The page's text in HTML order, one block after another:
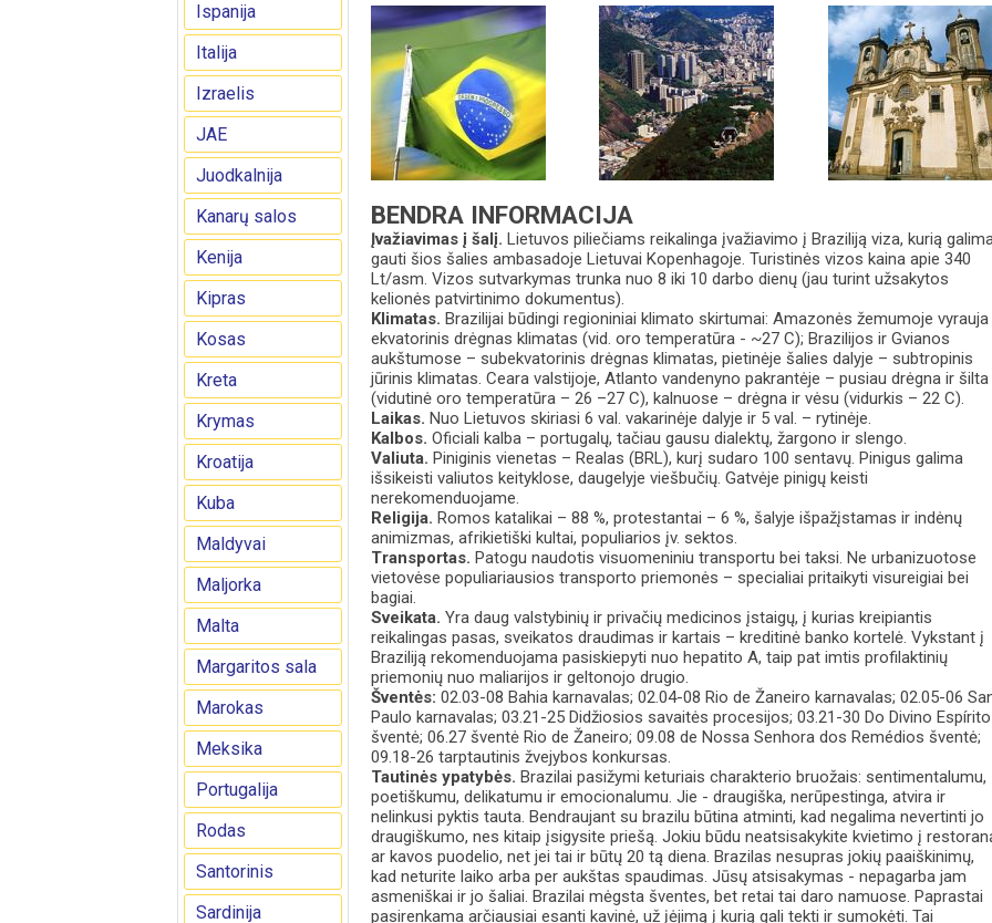
Ispanija
Italija
Izraelis
JAE
Juodkalnija
Kanarų salos
Kenija
Kipras
Kosas
Kreta
Krymas
Kroatija
Kuba
Maldyvai
Maljorka
Malta
Margaritos sala
Marokas
Meksika
Portugalija
Rodas
Santorinis
Sardinija
BENDRA INFORMACIJA
Įvažiavimas į šalį. Lietuvos piliečiams reikalinga įvažiavimo į Braziliją viza, kurią
gauti šios šalies ambasadoje Lietuvai Kopenhagoje. Turistinės vizos kaina apie 340
Lt/asm. Vizos sutvarkymas trunka nuo 8 iki 10 darbo dienų (jau turint užsakytos
kelionės patvirtinimo dokumentus).
Klimatas. Brazilijai būdingi regioniniai klimato skirtumai: Amazonės žemumoje vyrauja
ekvatorinis drėgnas klimatas (vid. oro temperatūra - ~27 C); Brazilijos ir Gvianos
aukštumose – subekvatorinis drėgnas klimatas, pietinėje šalies dalyje – subtropinis
jūrinis klimatas. Ceara valstijoje, Atlanto vandenyno pakrantėje – pusiau drėgna ir šilta
(vidutinė oro temperatūra – 26 –27 C), kalnuose – drėgna ir vėsu (vidurkis – 22 C).
Laikas. Nuo Lietuvos skiriasi 6 val. vakarinėje dalyje ir 5 val. – rytinėje.
Kalbos. Oficiali kalba – portugalų, tačiau gausu dialektų, žargono ir slengo.
Valiuta. Piniginis vienetas – Realas (BRL), kurį sudaro 100 sentavų. Pinigus galima
išsikeisti valiutos keityklose, daugelyje viešbučių. Gatvėje pinigų keisti
nerekomenduojame.
Religija.Romos katalikai – 88 %, protestantai – 6 %, šalyje išpažįstamas ir indėnų
animizmas, afrikietiški kultai, populiarios įv. sektos.
Transportas. Patogu naudotis visuomeniniu transportu bei taksi. Ne urbanizuotose
vietovėse populiariausios transporto priemonės – specialiai pritaikyti visureigiai bei
bagiai.
Sveikata. Yra daug valstybinių ir privačių medicinos įstaigų, į kurias kreipiantis
reikalingas pasas, sveikatos draudimas ir kartais – kreditinė banko kortelė. Vykstant į
Braziliją rekomenduojama pasiskiepyti nuo hepatito A, taip pat imtis profilaktinių
priemonių nuo maliarijos ir geltonojo drugio.
Šventės: 02.03-08 Bahia karnavalas; 02.04-08 Rio de Žaneiro karnavalas; 02.05-06
Paulo karnavalas; 03.21-25 Didžiosios savaitės procesijos; 03.21-30 Do Divino Espírito
šventė; 06.27 šventė Rio de Žaneiro; 09.08 de Nossa Senhora dos Remédios šventė;
09.18-26 tarptautinis žvejybos konkursas.
Tautinės ypatybės.Brazilai pasižymi keturiais charakterio bruožais: sentimentalumu,
poetiškumu, delikatumu ir emocionalumu. Jie - draugiška, nerūpestinga, atvira ir
nelinkusi pyktis tauta. Bendraujant su brazilu būtina atminti, kad negalima nevertinti jo
draugiškumo, nes kitaip įsigysite priešą. Jokiu būdu neatsisakykite kvietimo į
ar kavos puodelio, net jei tai ir būtų 20 tą diena. Brazilas nesupras jokių paaiškinimų,
kad neturite laiko arba per aukštas spaudimas. Jūsų atsisakymas - nepagarba jam
asmeniškai ir jo šaliai. Brazilai mėgsta šventes, bet retai tai daro namuose. Paprastai
pasirenkama arčiausiai esanti kavinė, už įėjimą į kurią gali tekti ir sumokėti. Tai